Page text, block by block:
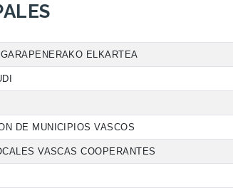
ELKARTEA
DE MUNICIPIOS VASCOS
VASCAS COOPERANTES